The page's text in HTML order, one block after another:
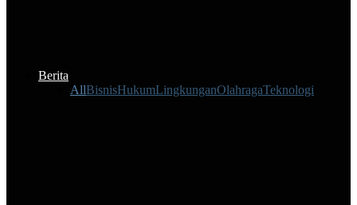
Berita
AllBisnisHukumLingkunganOlahragaTeknologi